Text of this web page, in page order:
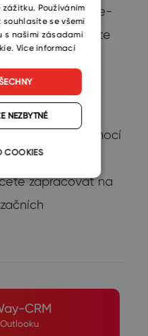
nebo e-
zda potřebujete
kanceláři a
se skvěle
a práce pomocí
. Vřele ji
zapracovat na
CRM
Používáním
se všemi
s našimi zásadami
Více informací
NEZBYTNÉ
COOKIES